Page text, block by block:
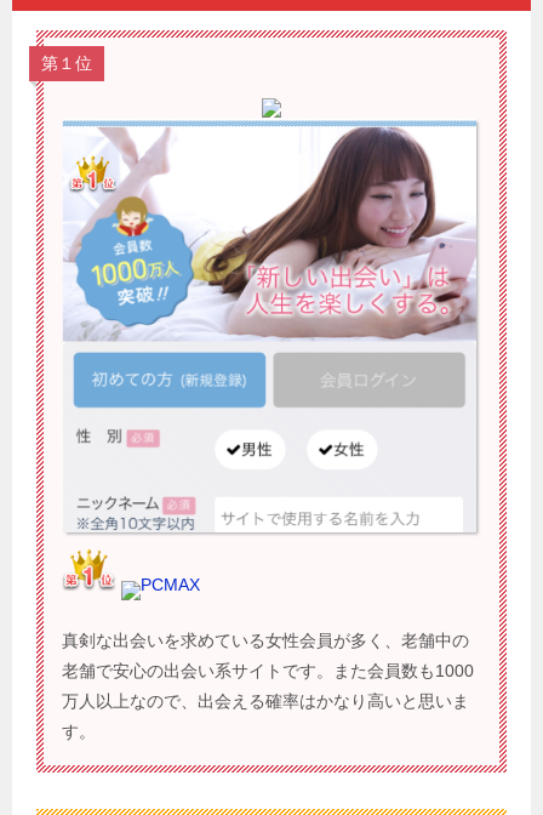
第１位
PCMAX
真剣な出会いを求めている女性会員が多く、老舗中の
老舗で安心の出会い系サイトです。また会員数も1000
万人以上なので、出会える確率はかなり高いと思いま
す。